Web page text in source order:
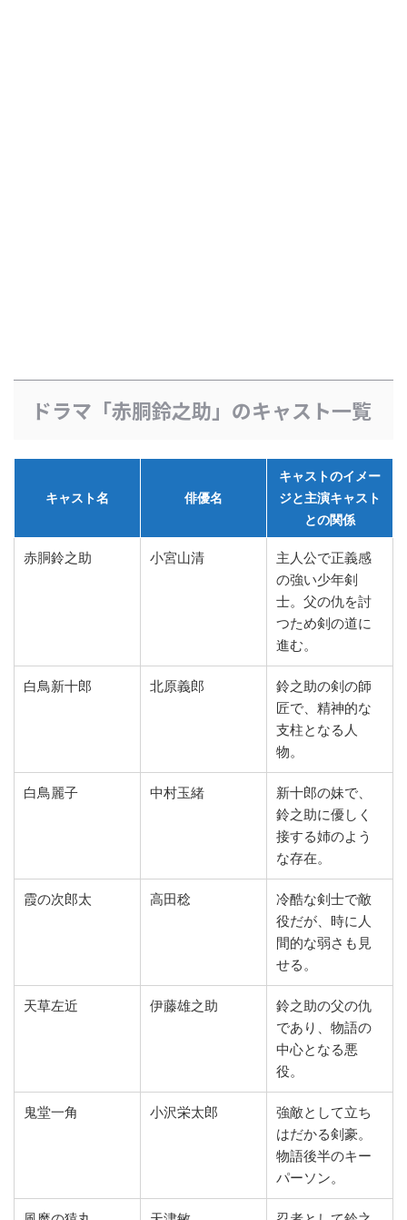
ドラマ「赤胴鈴之助」のキャスト一覧
キャスト名 俳優名
キャストのイメー
ジと主演キャスト
との関係
赤胴鈴之助 小宮山清
主人公で正義感
の強い少年剣
士。父の仇を討
つため剣の道に
進む。
白鳥新十郎 北原義郎
鈴之助の剣の師
匠で、精神的な
支柱となる人
物。
白鳥麗子 中村玉緒
新十郎の妹で、
鈴之助に優しく
接する姉のよう
な存在。
霞の次郎太 高田稔
冷酷な剣士で敵
役だが、時に人
間的な弱さも見
せる。
天草左近 伊藤雄之助
鈴之助の父の仇
であり、物語の
中心となる悪
役。
鬼堂一角 小沢栄太郎
強敵として立ち
はだかる剣豪。
物語後半のキー
パーソン。